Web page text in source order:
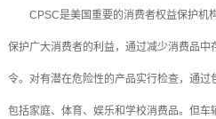
CPSC是美国重要的消费者权益保护
保护广大消费者的利益，通过减少消费品
令。对有潜在危险性的产品实行检查，通
包括家庭、体育、娱乐和学校消费品。但车